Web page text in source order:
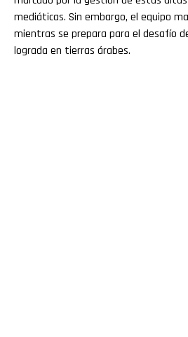
mediáticas. Sin embargo, el equipo
mientras se prepara para el desafío
lograda en tierras árabes.